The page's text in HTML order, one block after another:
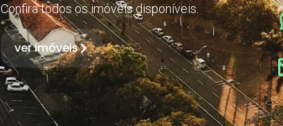
Confira todos os imóveis disponíveis.
ver imóveis